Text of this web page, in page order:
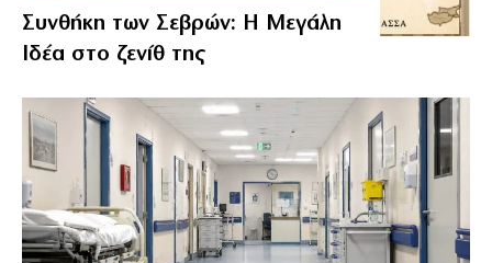
Συνθήκη των Σεβρών: Η Μεγάλη
Ιδέα στο ζενίθ της